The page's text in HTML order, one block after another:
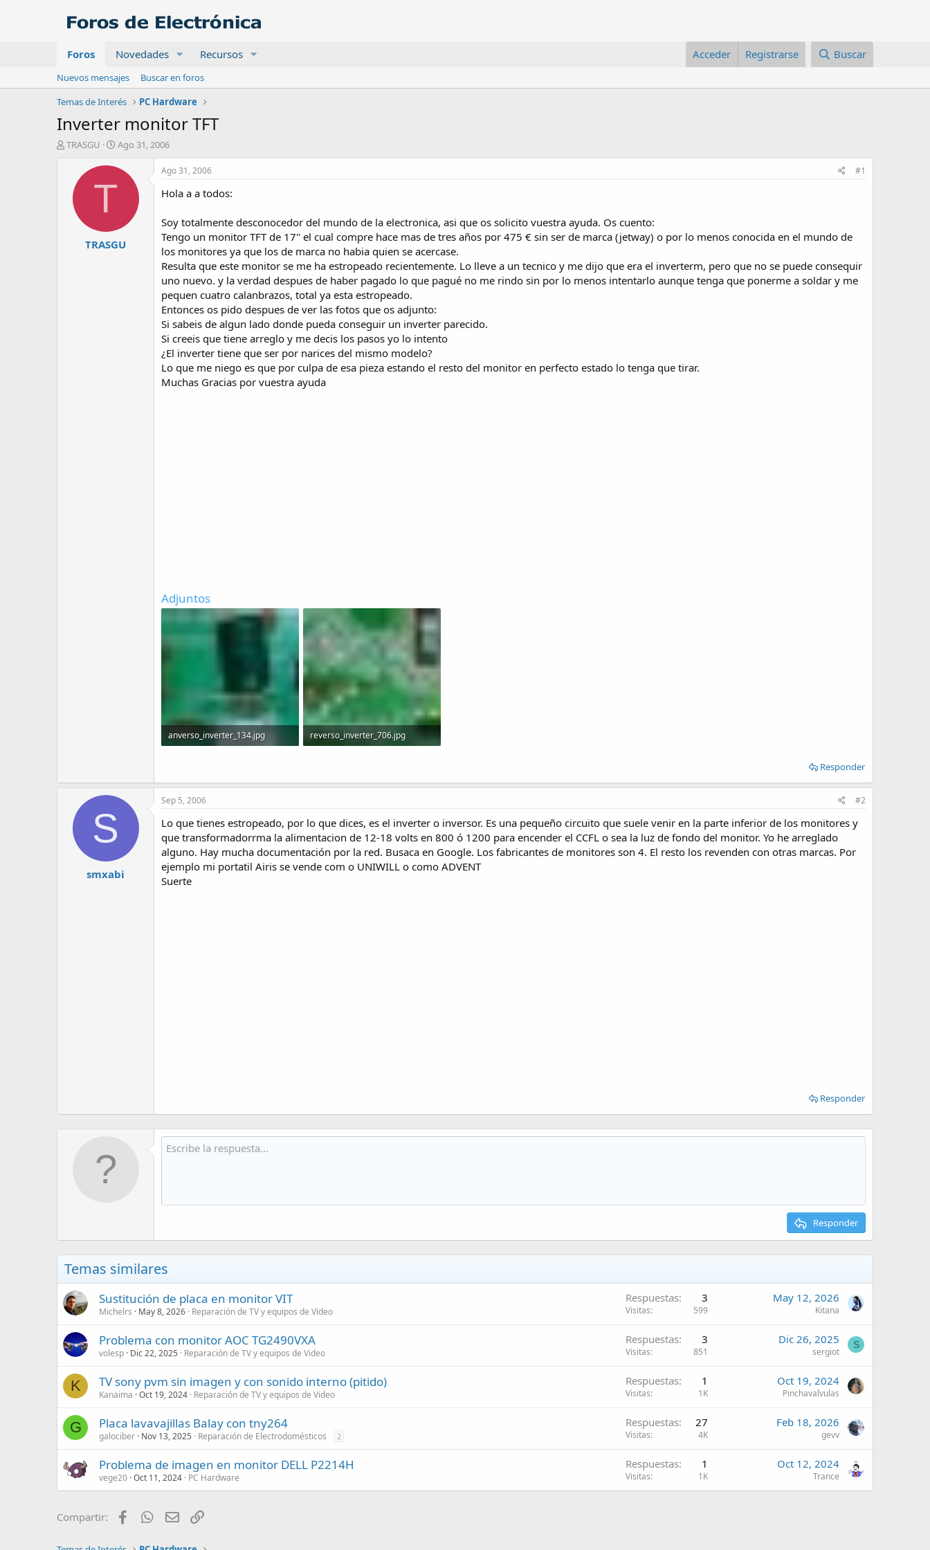
Foros Novedades Recursos Acceder Registrarse Buscar
Nuevos mensajes
Buscar en foros
Temas de Interés
PC Hardware
Inverter monitor TFT
A
TRASGU
F
c
i
n
Ago 31, 2006
T
TRASGU
Ago 31, 2006 #1
Hola a a todos:
Soy totalmente desconocedor del mundo de la electronica, asi que os solicito vuestra ayuda. Os cuento:
Tengo un monitor TFT de 17" el cual compre hace mas de tres años por 475 € sin ser de marca (jetway) o por lo menos conocida en el mundo de
los monitores ya que los de marca no habia quien se acercase.
Resulta que este monitor se me ha estropeado recientemente. Lo lleve a un tecnico y me dijo que era el inverterm, pero que no se puede consequir
uno nuevo. y la verdad despues de haber pagado lo que pagué no me rindo sin por lo menos intentarlo aunque tenga que ponerme a soldar y me
pequen cuatro calanbrazos, total ya esta estropeado.
Entonces os pido despues de ver las fotos que os adjunto:
Si sabeis de algun lado donde pueda conseguir un inverter parecido.
Si creeis que tiene arreglo y me decis los pasos yo lo intento
¿El inverter tiene que ser por narices del mismo modelo?
Lo que me niego es que por culpa de esa pieza estando el resto del monitor en perfecto estado lo tenga que tirar.
Muchas Gracias por vuestra ayuda
Adjuntos
anverso_inverter_134.jpg
reverso_inverter_706.jpg
Responder
S
smxabi
Sep 5, 2006 #2
Lo que tienes estropeado, por lo que dices, es el inverter o inversor. Es una pequeño circuito que suele venir en la parte inferior de los monitores y
que transformadorrma la alimentacion de 12-18 volts en 800 ó 1200 para encender el CCFL o sea la luz de fondo del monitor. Yo he arreglado
alguno. Hay mucha documentación por la red. Busaca en Google. Los fabricantes de monitores son 4. El resto los revenden con otras marcas. Por
ejemplo mi portatil Airis se vende com o UNIWILL o como ADVENT
Suerte
Responder
Responder
Temas similares
Sustitución de placa en monitor VIT
Michelrs May 8, 2026 Reparación de TV y equipos de Video
Respuestas 3
Visitas 599
May 12, 2026
Kitana
Problema con monitor AOC TG2490VXA
volesp Dic 22, 2025 Reparación de TV y equipos de Video
Respuestas 3
Visitas 851
Dic 26, 2025
sergiot
S
K TV sony pvm sin imagen y con sonido interno (pitido)
Kanaima Oct 19, 2024 Reparación de TV y equipos de Video
Respuestas 1
Visitas 1K
Oct 19, 2024
Pinchavalvulas
G Placa lavavajillas Balay con tny264
galociber Nov 13, 2025 Reparación de Electrodomésticos 2
Respuestas 27
Visitas 4K
Feb 18, 2026
gevv
Problema de imagen en monitor DELL P2214H
vege20 Oct 11, 2024 PC Hardware
Respuestas 1
Visitas 1K
Oct 12, 2024
Trance
Compartir: FacebookWhatsApp
Email